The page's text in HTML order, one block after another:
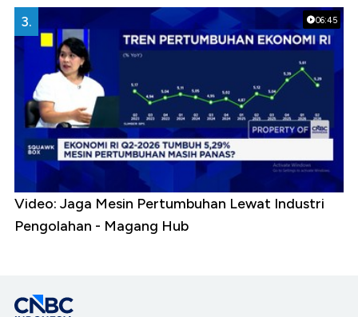
06:45
3.
Video: Jaga Mesin Pertumbuhan Lewat Industri
Pengolahan - Magang Hub